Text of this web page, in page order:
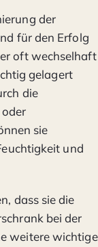
der
für den Erfolg
oft wechselhaft
gelagert
die
sie
und
dass sie die
bei der
weitere wichtige